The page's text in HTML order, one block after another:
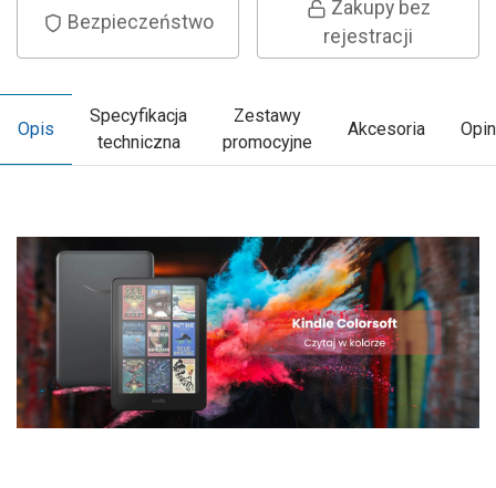
Bezpieczeństwo
Zakupy bez
rejestracji
Opis
Specyfikacja
techniczna
Zestawy
promocyjne
Akcesoria